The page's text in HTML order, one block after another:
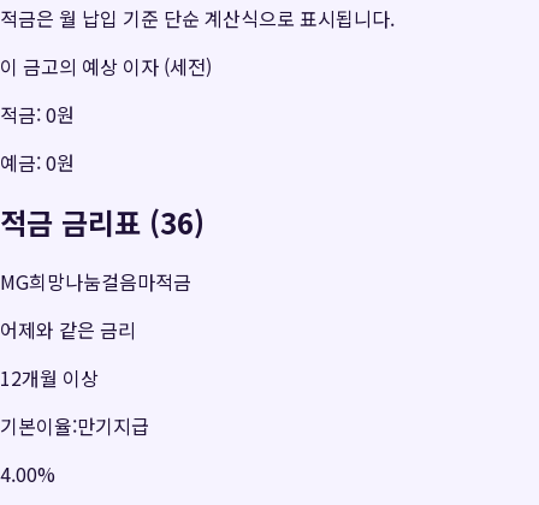
적금은 월 납입 기준 단순 계산식으로 표시됩니다.
이 금고의 예상 이자 (세전)
적금:0원
예금:0원
적금 금리표 (36)
MG희망나눔걸음마적금
어제와 같은 금리
12개월 이상
기본이율:만기지급
4.00%